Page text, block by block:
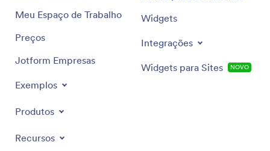
Meu Espaço de Trabalho
Preços
Jotform Empresas
Exemplos
Produtos
Recursos
Widgets
Integrações
Widgets para Sites NOVO